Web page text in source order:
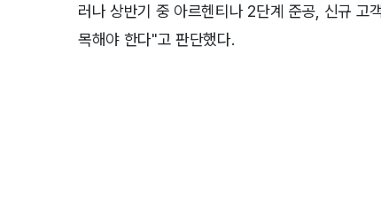
러나 상반기 중 아르헨티나 2단계 준공, 신규 고
목해야 한다"고 판단했다.